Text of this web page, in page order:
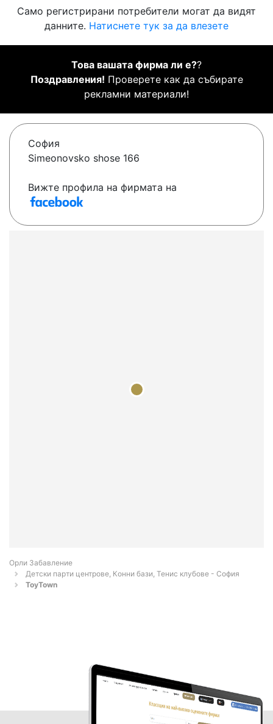
Само регистрирани потребители могат да видят
данните. Натиснете тук за да влезете
Това вашата фирма ли е??
Поздравления! Проверете как да събирате
рекламни материали!
София
Simeonovsko shose 166
Вижте профила на фирмата на
Орли Забавление
Детски парти центрове, Конни бази, Тенис клубове - София
ToyTown